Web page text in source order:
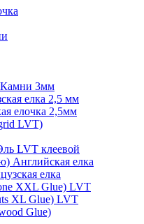
Камни 3мм
елка 2,5 мм
елочка 2,5мм
LVT)
LVT клеевой
Английская елка
елка
XXL Glue) LVT
XL Glue) LVT
Glue)